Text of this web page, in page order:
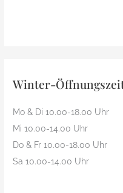
Winter-
Mo & Di 10.00-18.00 Uhr
Mi 10.00-14.00 Uhr
Do & Fr 10.00-18.00 Uhr
Sa 10.00-14.00 Uhr